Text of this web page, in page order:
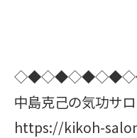
中島克己の気功サ
https://kikoh-